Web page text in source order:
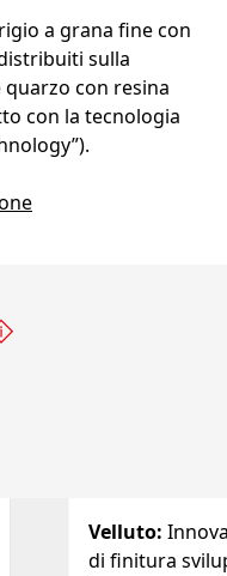
a grana fine con
sulla
con resina
con la tecnologia
Velluto:
di finitura